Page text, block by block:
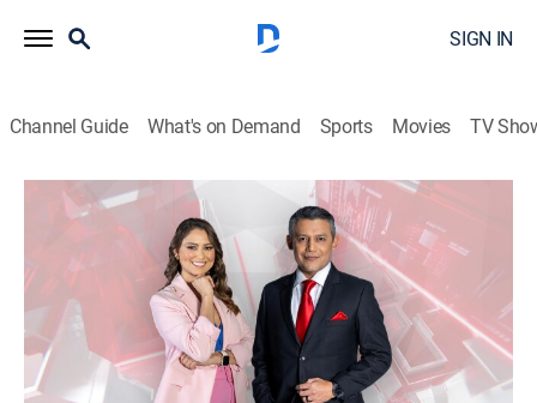
SIGN IN
Channel Guide What's on Demand Sports Movies TV
Noticias 4Visión
Noticias 4Visión
News
Los sucesos y hechos más impresionantes, reportajes
conmovedores y los casos que otros no se animan a
contar.